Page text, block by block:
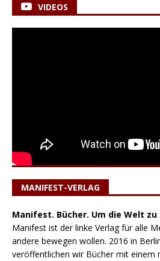
VIDEOS
MANIFEST-VERLAG
Manifest. Bücher. Um die Welt zu
Manifest ist der linke Verlag für alle
andere bewegen wollen. 2016 in
veröffentlichen wir Bücher mit einem